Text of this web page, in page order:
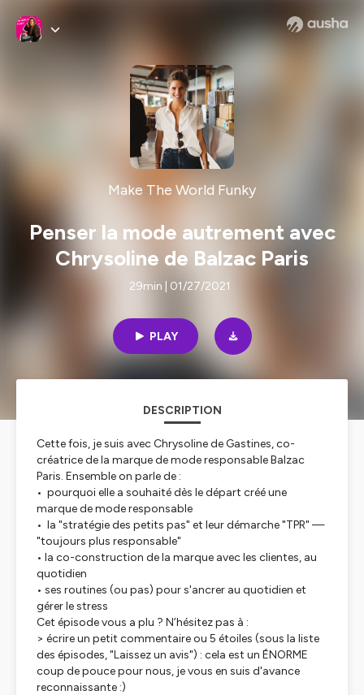
Make The World Funky
Penser la mode autrement avec
Chrysoline de Balzac Paris
29min | 01/27/2021
PLAY
DESCRIPTION
Cette fois, je suis avec Chrysoline de Gastines, co-
créatrice de la marque de mode responsable Balzac
Paris. Ensemble on parle de :
• pourquoi elle a souhaité dès le départ créé une
marque de mode responsable
• la "stratégie des petits pas" et leur démarche "TPR" —
"toujours plus responsable"
• la co-construction de la marque avec les clientes, au
quotidien
• ses routines (ou pas) pour s'ancrer au quotidien et
gérer le stress
Cet épisode vous a plu ? N’hésitez pas à :
> écrire un petit commentaire ou 5 étoiles (sous la liste
des épisodes, "Laissez un avis") : cela est un ÉNORME
coup de pouce pour nous, je vous en suis d'avance
reconnaissante :)